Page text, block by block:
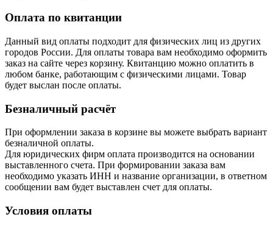
Оплата по квитанции
Данный вид оплаты подходит для физических лиц из других
городов России. Для оплаты товара вам необходимо оформить
заказ на сайте через корзину. Квитанцию можно оплатить в
любом банке, работающим с физическими лицами. Товар
будет выслан после оплаты.
Безналичный расчёт
При оформлении заказа в корзине вы можете выбрать вариант
безналичной оплаты.
Для юридических фирм оплата производится на основании
выставленного счета. При формировании заказа вам
необходимо указать ИНН и название организации, в ответном
сообщении вам будет выставлен счет для оплаты.
Условия оплаты